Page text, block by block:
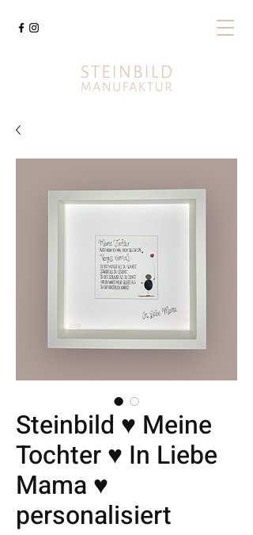
Steinbild ♥ Meine
Tochter ♥ In Liebe
Mama ♥
personalisiert